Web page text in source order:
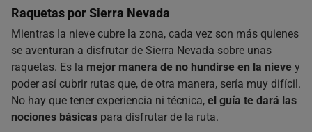
Raquetas por Sierra Nevada
Mientras la nieve cubre la zona, cada vez son más quienes
se aventuran a disfrutar de Sierra Nevada sobre unas
raquetas. Es la mejor manera de no hundirse en la nieve y
poder así cubrir rutas que, de otra manera, sería muy difícil.
No hay que tener experiencia ni técnica, el guía te dará las
nociones básicas para disfrutar de la ruta.